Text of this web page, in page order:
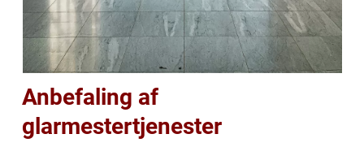
Anbefaling af
glarmestertjenester